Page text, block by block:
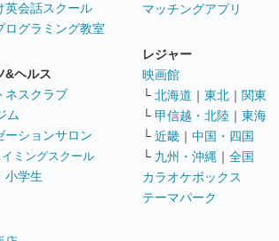
英会話スクール
ログラミング教室
&ヘルス
ネスクラブ
ム
ーションサロン
ミングスクール
小学生
マッチングアプリ
レジャー
映画館
└ 北海道 ｜ 東北 ｜ 関東
└ 甲信越・北陸 ｜ 東海
└ 近畿 ｜ 中国・四国
└ 九州・沖縄 ｜ 全国
カラオケボックス
テーマパーク